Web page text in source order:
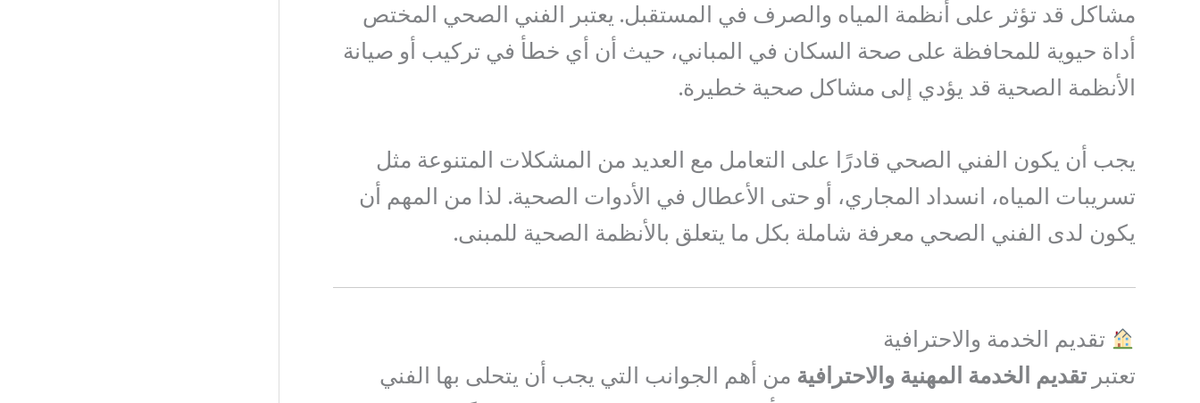
مشاكل قد تؤثر على أنظمة المياه والصرف في المستقبل. يعتبر الفني الصحي المختص
أداة حيوية للمحافظة على صحة السكان في المباني، حيث أن أي خطأ في تركيب أو صيانة
الأنظمة الصحية قد يؤدي إلى مشاكل صحية خطيرة.
يجب أن يكون الفني الصحي قادرًا على التعامل مع العديد من المشكلات المتنوعة مثل
تسريبات المياه، انسداد المجاري، أو حتى الأعطال في الأدوات الصحية. لذا من المهم أن
يكون لدى الفني الصحي معرفة شاملة بكل ما يتعلق بالأنظمة الصحية للمبنى.
تقديم الخدمة والاحترافية
تعتبر تقديم الخدمة المهنية والاحترافية من أهم الجوانب التي يجب أن يتحلى بها الفني